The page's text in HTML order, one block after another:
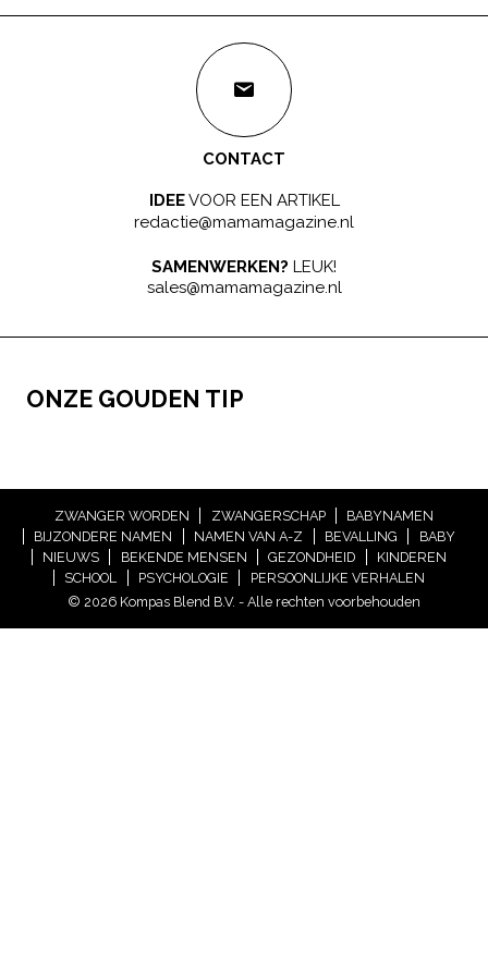
CONTACT
IDEEVOOR EEN ARTIKEL
redactie@mamamagazine.nl
SAMENWERKEN? LEUK!
sales@mamamagazine.nl
ONZE GOUDEN TIP
ZWANGER WORDEN ZWANGERSCHAP
BABYNAMEN
BIJZONDERE NAMEN
NAMEN VAN A-Z BEVALLING
BABY
NIEUWS
BEKENDE MENSEN GEZONDHEID
KINDEREN
SCHOOL
PSYCHOLOGIE
PERSOONLIJKE VERHALEN
© 2026 Kompas Blend B.V. - Alle rechten voorbehouden